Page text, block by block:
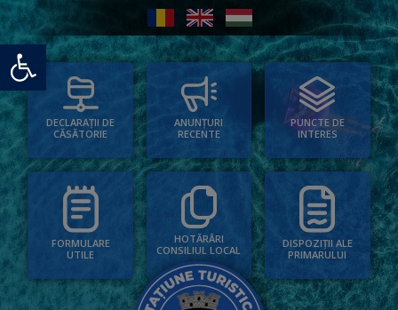
Deschide bara de unelte
DECLARAȚII DE
CĂSĂTORIE
ANUNȚURI
RECENTE
PUNCTE DE
INTERES
FORMULARE
UTILE
HOTĂRÂRI
CONSILIUL LOCAL
DISPOZIȚII ALE
PRIMARULUI